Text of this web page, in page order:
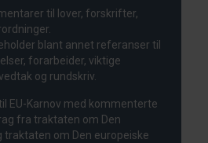
til lover, forskrifter,
blant annet referanser til
forarbeider, viktige
og rundskriv.
EU-Karnov med kommenterte
fra traktaten om Den
traktaten om Den europeiske